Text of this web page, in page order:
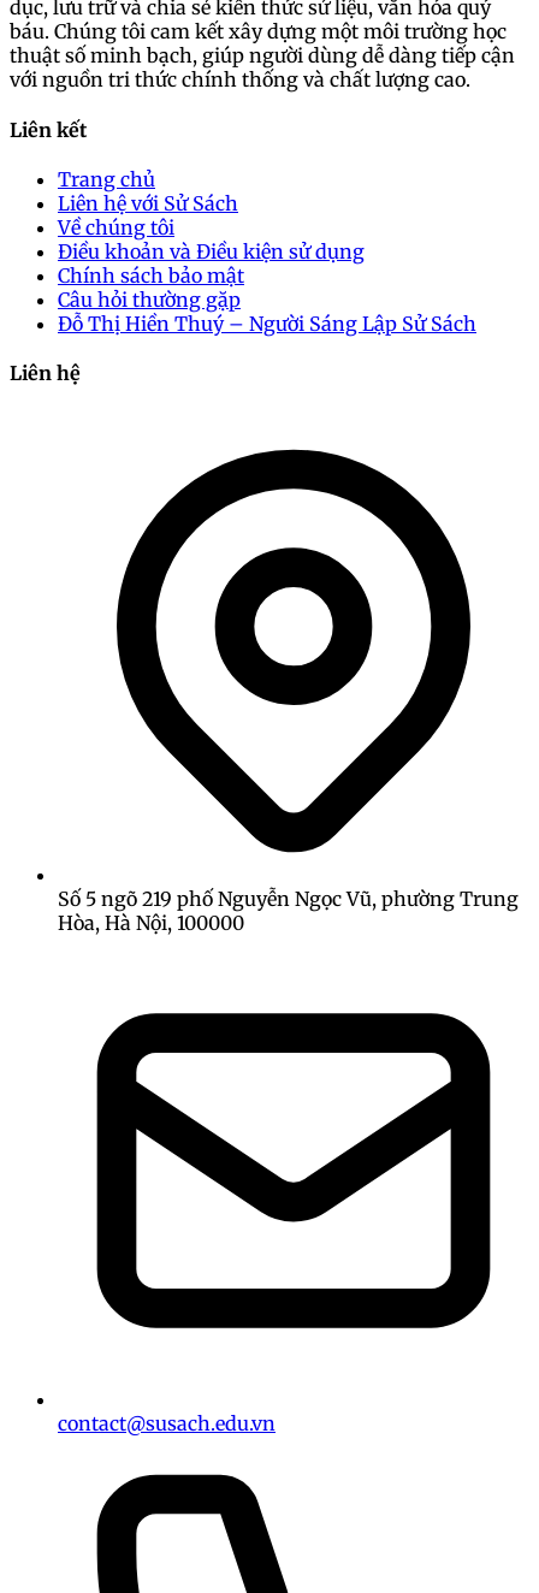
dục, lưu trữ và chia sẻ kiến thức sử liệu, văn hóa quý
báu. Chúng tôi cam kết xây dựng một môi trường học
thuật số minh bạch, giúp người dùng dễ dàng tiếp cận
với nguồn tri thức chính thống và chất lượng cao.
Liên kết
Trang chủ
Liên hệ với Sử Sách
Về chúng tôi
Điều khoản và Điều kiện sử dụng
Chính sách bảo mật
Câu hỏi thường gặp
Đỗ Thị Hiền Thuý – Người Sáng Lập Sử Sách
Liên hệ
Số 5 ngõ 219 phố Nguyễn Ngọc Vũ, phường Trung
Hòa, Hà Nội, 100000
contact@susach.edu.vn